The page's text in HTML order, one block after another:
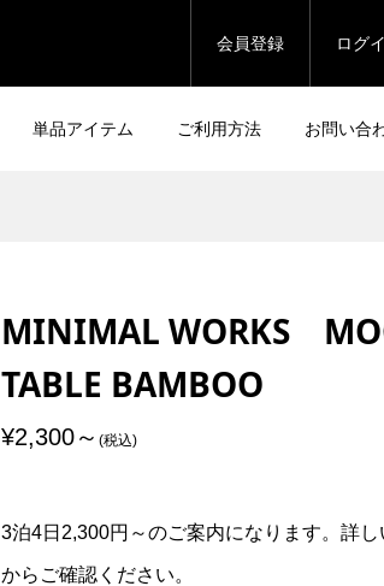
会員登録 ログ
単品アイテム ご利用方法 お問い合
MINIMAL WORKS
TABLE BAMBOO
¥2,300 (税込)
3泊4日2,300円～のご案内になります。詳
からご確認ください。